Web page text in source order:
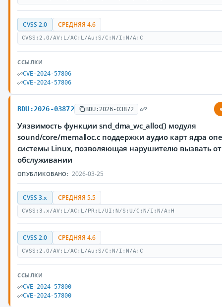
CVSS 2.0 СРЕДНЯЯ 4.6
CVSS:2.0/AV:L/AC:L/Au:S/C:N/I:N/A:C
ССЫЛКИ
CVE-2024-57806
CVE-2024-57806
BDU:2026-03872 BDU:2026-03872
Уязвимость функции snd_dma_wc_alloc() модуля
sound/core/memalloc.c поддержки аудио карт ядра
системы Linux, позволяющая нарушителю вызвать
обслуживании
ОПУБЛИКОВАНО: 2026-03-25
CVSS 3.x СРЕДНЯЯ 5.5
CVSS:3.x/AV:L/AC:L/PR:L/UI:N/S:U/C:N/I:N/A:H
CVSS 2.0 СРЕДНЯЯ 4.6
CVSS:2.0/AV:L/AC:L/Au:S/C:N/I:N/A:C
ССЫЛКИ
CVE-2024-57800
CVE-2024-57800